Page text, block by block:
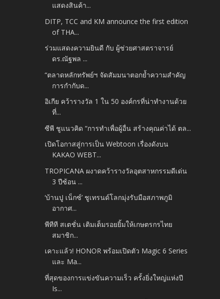
แสดงสินค้า...
DITP, TCC and KM announce the first edition
of THA...
ร่วมแสดงความยินดี กับ ผู้ช่วยศาสตราจารย์
ดร.ณัฐพล ...
“ตลาดหลักทรัพย์ฯ จัดสัมมนาตอกย้ำความสำคัญ
การกำกับด...
อิเกีย คว้ารางวัล 1 ใน 50 องค์กรที่น่าทำงานด้วย
ที่...
ซีพี ชูแนวคิด “การทำเพื่อผู้อื่น สร้างคุณค่าได้ ตล...
เปิดโอกาสสู่การเป็น Webtoon เรื่องดังบน
KAKAO WEBT...
TROPICANA ผงาดคว้ารางวัลอุตสาหกรรมดีเด่น
3 ปีซ้อน ...
‘บ้านปู เน็กซ์’ ชูเทรนด์โลกมุ่งรับมือสภาพภูมิ
อากาศ...
พีทีที สเตชั่น เติมเต็มรอยยิ้มให้เกษตรกรไทย
สมาชิก...
เคาะแล้ว! HONOR พร้อมเปิดตัว Magic 6 Series
และ Ma...
ที่สุดของการแข่งขันความเร็ว ครั้งยิ่งใหญ่แห่งปี
Is...